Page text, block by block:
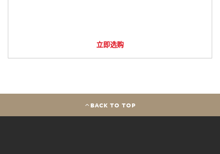
立即选购
BACK TO TOP